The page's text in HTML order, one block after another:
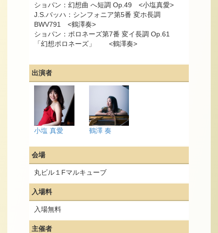
ショパン：幻想曲 へ短調 Op.49 <小塩真愛>
J.S.バッハ：シンフォニア第5番 変ホ長調
BWV791 <鶴澤奏>
ショパン：ポロネーズ第7番 変イ長調 Op.61
「幻想ポロネーズ」 <鶴澤奏>
出演者
小塩 真愛 鶴澤 奏
会場
丸ビル１Fマルキューブ
入場料
入場無料
主催者